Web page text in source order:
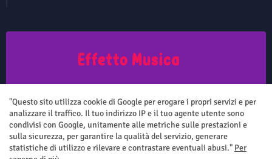
aggiornato senza nessuna periodicità. Non può pertanto considerarsi
un prodotto editoriale ai sensi della legge n.62 del 7.03.2001
"Questo sito utilizza cookie di Google per erogare i propri servizi e per
analizzare il traffico. Il tuo indirizzo IP e il tuo agente utente sono
condivisi con Google, unitamente alle metriche sulle prestazioni e
sulla sicurezza, per garantire la qualità del servizio, generare
statistiche di utilizzo e rilevare e contrastare eventuali abusi." Per